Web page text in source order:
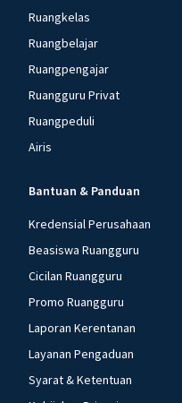
Ruangkelas
Ruangbelajar
Ruangpengajar
Ruangguru Privat
Ruangpeduli
Airis
Bantuan & Panduan
Kredensial Perusahaan
Beasiswa Ruangguru
Cicilan Ruangguru
Promo Ruangguru
Laporan Kerentanan
Layanan Pengaduan
Syarat & Ketentuan